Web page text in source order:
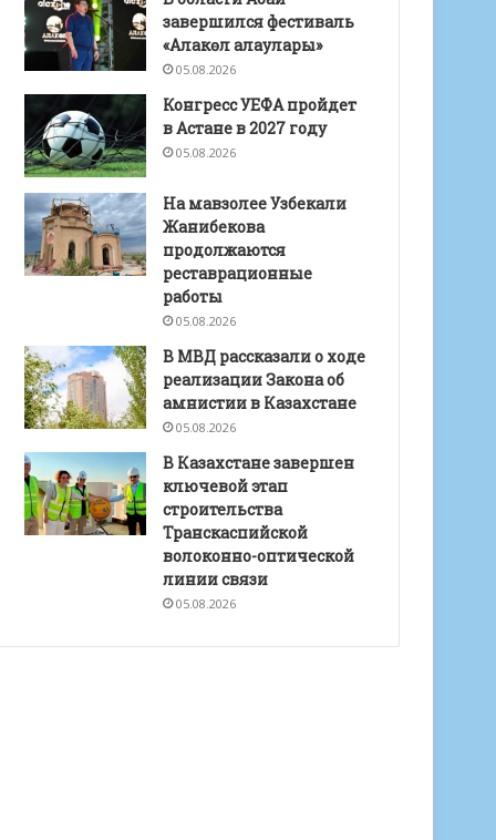
завершился фестиваль
«Алакөл алаулары»
05.08.2026
Конгресс УЕФА пройдет
в Астане в 2027 году
05.08.2026
На мавзолее Узбекали
Жанибекова
продолжаются
реставрационные
работы
05.08.2026
В МВД рассказали о ходе
реализации Закона об
амнистии в Казахстане
05.08.2026
В Казахстане завершен
ключевой этап
строительства
Транскаспийской
волоконно-оптической
линии связи
05.08.2026